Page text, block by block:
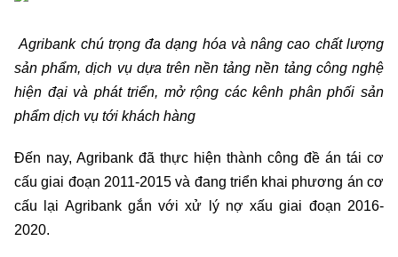
Agribank chú trọng đa dạng hóa và nâng cao chất lượng
sản phẩm, dịch vụ dựa trên nền tảng nền tảng công nghệ
hiện đại và phát triển, mở rộng các kênh phân phối sản
phẩm dịch vụ tới khách hàng
Đến nay, Agribank đã thực hiện thành công đề án tái cơ
cấu giai đoạn 2011-2015 và đang triển khai phương án cơ
cấu lại Agribank gắn với xử lý nợ xấu giai đoạn 2016-
2020.